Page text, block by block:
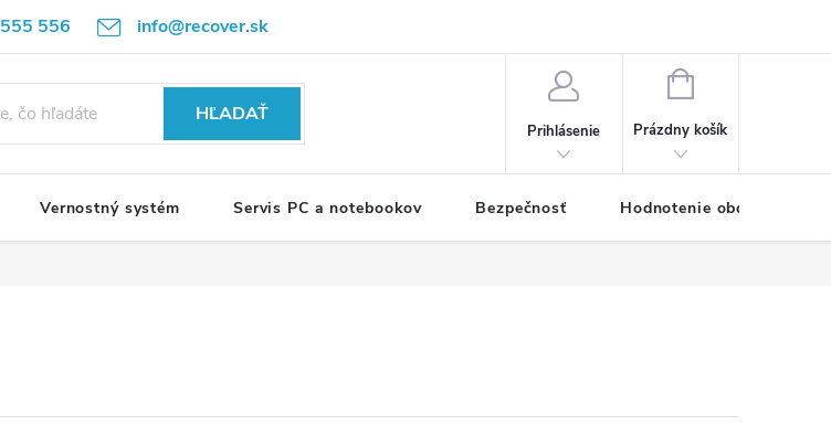
556 info@recover.sk
Formulár na odstúpenie od zmluvy
HĽADAŤ
Prihlásenie
NÁKUPNÝ
Prázdny košík
Vernostný systém Servis PC a notebookov Bezpečnosť Hodnotenie obchodu